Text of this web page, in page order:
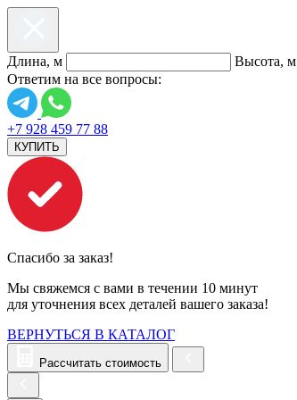
Длина, м Высота, м
Ответим на все вопросы:
+7 928 459 77 88
КУПИТЬ
Спасибо за заказ!
Мы свяжемся с вами в течении 10 минут
для уточнения всех деталей вашего заказа!
ВЕРНУТЬСЯ В КАТАЛОГ
Рассчитать стоимость